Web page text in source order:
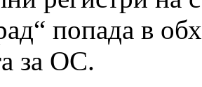
попада в
за ОС.